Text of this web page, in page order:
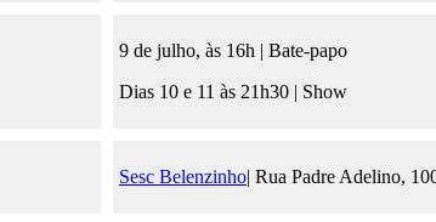
9 de julho, às 16h | Bate-papo
Dias 10 e 11 às 21h30 | Show
Sesc Belenzinho| Rua Padre Adelino,